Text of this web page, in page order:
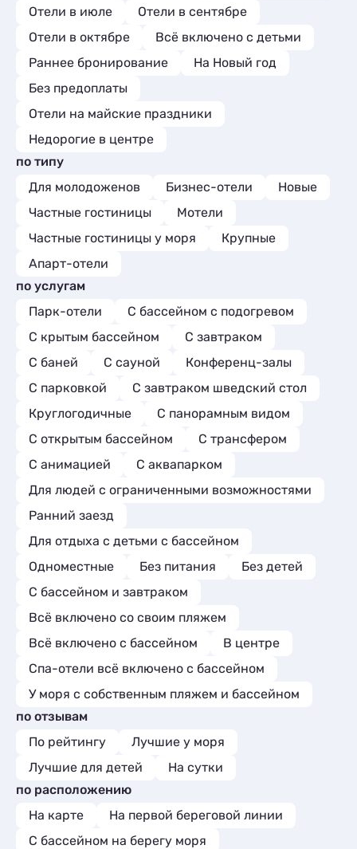
спасибо Екатерине и администратору
Галине за предоставленный отдых.С
уважении Алексей и Ирина город
Воронеж.
Отели в июле
Отели в сентябре
Отели в октябре
Всё включено с детьми
Раннее бронирование
На Новый год
Без предоплаты
Отели на майские праздники
Недорогие в центре
по типу
Для молодоженов
Бизнес-отели
Новые
Частные гостиницы
Мотели
Частные гостиницы у моря
Крупные
Апарт-отели
по услугам
Парк-отели
С бассейном с подогревом
С крытым бассейном
С завтраком
С баней
С сауной
Конференц-залы
С парковкой
С завтраком шведский стол
Круглогодичные
С панорамным видом
С открытым бассейном
С трансфером
С анимацией
С аквапарком
Для людей с ограниченными возможностями
Ранний заезд
Для отдыха с детьми с бассейном
Одноместные
Без питания
Без детей
С бассейном и завтраком
Всё включено со своим пляжем
Всё включено с бассейном
В центре
Спа-отели всё включено с бассейном
У моря с собственным пляжем и бассейном
по отзывам
По рейтингу
Лучшие у моря
Лучшие для детей
На сутки
по расположению
На карте
На первой береговой линии
С бассейном на берегу моря